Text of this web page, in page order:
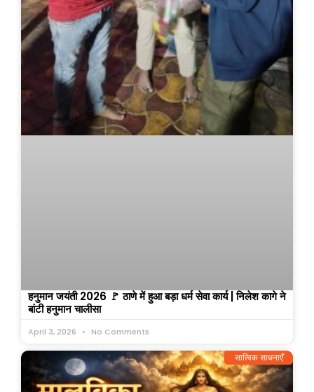
हनुमान जयंती 2026 🚩 ठाणे में हुआ बड़ा धर्म सेवा कार्य | निलेश कागे ने
बांटी हनुमान चालीसा
April 3, 2026 No Comments
सात्विक साधनाएँ